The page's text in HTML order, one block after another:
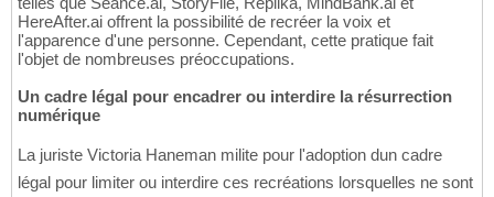
HereAfter.ai offrent la possibilité de recréer la voix et
l'apparence d'une personne. Cependant, cette pratique fait
l'objet de nombreuses préoccupations.
Un cadre légal pour encadrer ou interdire la résurrection
numérique
La juriste Victoria Haneman milite pour l'adoption dun cadre
légal pour limiter ou interdire ces recréations lorsquelles ne sont